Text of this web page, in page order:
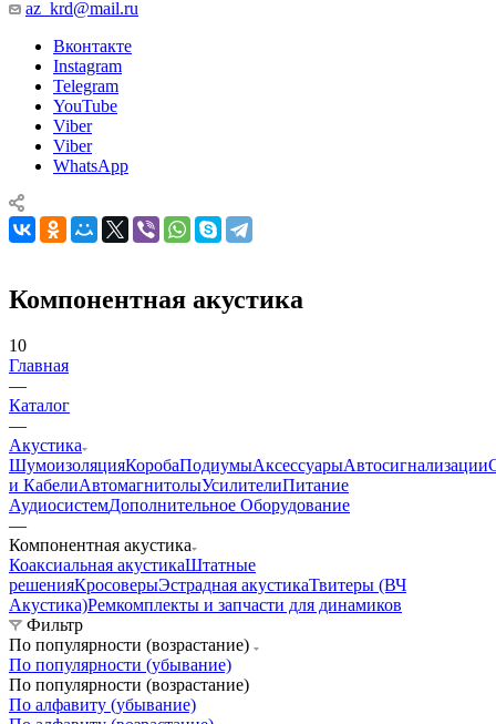
az_krd@mail.ru
Вконтакте
Instagram
Telegram
YouTube
Viber
Viber
WhatsApp
Компонентная акустика
10
Главная
—
Каталог
—
Акустика
ШумоизоляцияКоробаПодиумыАксессуарыАвтосигнализации
и КабелиАвтомагнитолыУсилителиПитание
АудиосистемДополнительное Оборудование
—
Компонентная акустика
Коаксиальная акустикаШтатные
решенияКросоверыЭстрадная акустикаТвитеры (ВЧ
Акустика)Ремкомплекты и запчасти для динамиков
Фильтр
По популярности (возрастание)
По популярности (убывание)
По популярности (возрастание)
По алфавиту (убывание)